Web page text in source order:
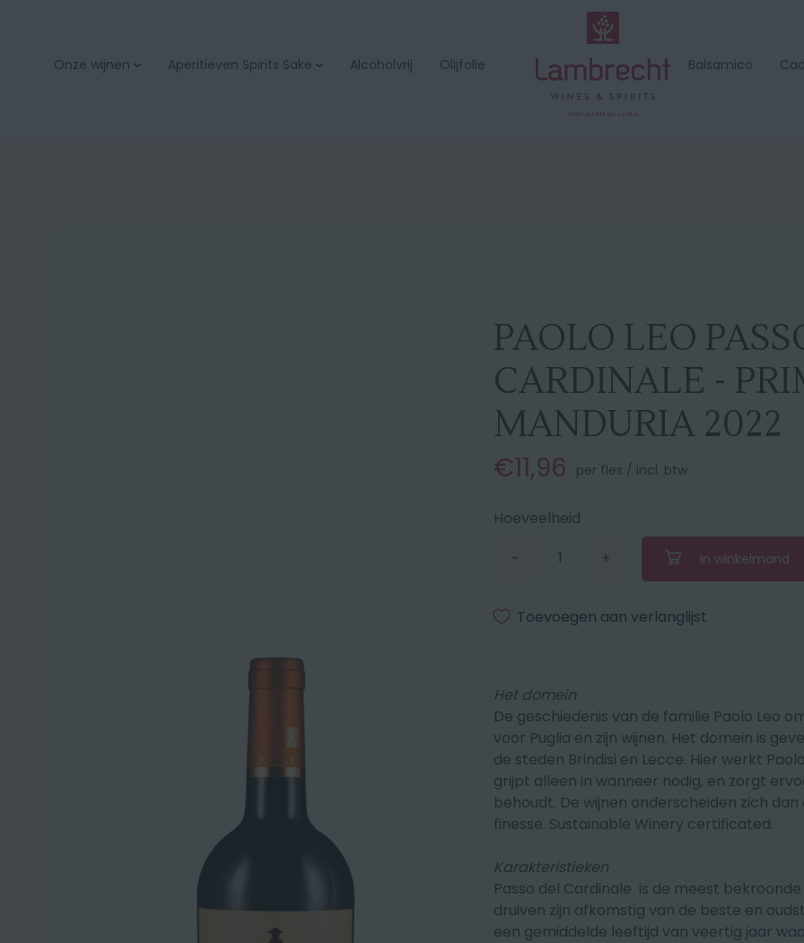
Onze wijnen Aperitieven Spirits Sake Alcoholvrij Olijfolie Balsamico
PAOLO LEO
CARDINALE -
MANDURIA 2022
€11,96 per fles / incl. btw
Hoeveelheid
-Verminder
met
+Vermeerder
1
In winkelmand
Toevoegen aan verlanglijst
Het domein
De geschiedenis van de familie Paolo Leo
voor Puglia en zijn wijnen. Het domein is
de steden Brindisi en Lecce. Hier werkt
grijpt alleen in wanneer nodig, en zorgt
behoudt. De wijnen onderscheiden zich
finesse. Sustainable Winery certificated.
Karakteristieken
Passo del Cardinale is de meest
druiven zijn afkomstig van de beste en
een gemiddelde leeftijd van veertig jaar